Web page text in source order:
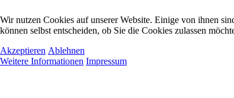
Wir nutzen Cookies auf unserer Website. Einige von ihnen
können selbst entscheiden, ob Sie die Cookies zulassen
Akzeptieren Ablehnen
Weitere Informationen Impressum